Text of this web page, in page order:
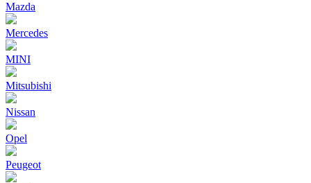
Mazda
Mercedes
MINI
Mitsubishi
Nissan
Opel
Peugeot